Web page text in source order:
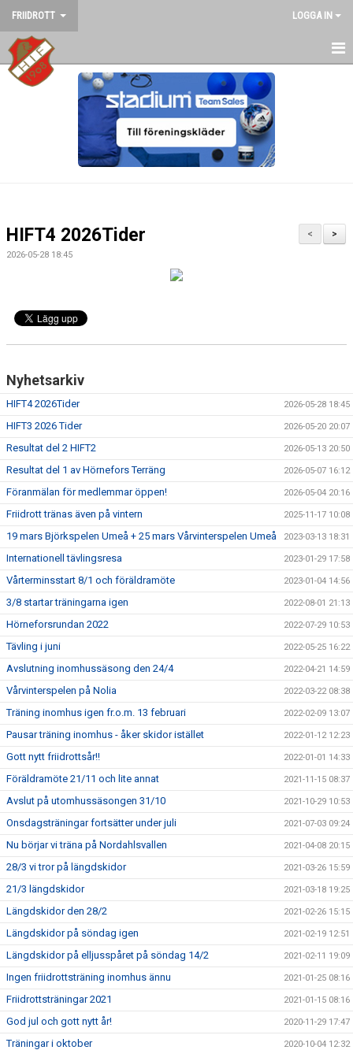
FRIIDROTT LOGGA IN
HEM
DOKUMENT
HÖRNEFORS TERRÄNG ELLJUSSPÅRET
>
<
HIFT4 2026Tider
2026-05-28 18:45
Nyhetsarkiv
HIFT4 2026Tider 2026-05-28 18:45
HIFT3 2026 Tider 2026-05-20 20:07
Resultat del 2 HIFT2 2026-05-13 20:50
Resultat del 1 av Hörnefors Terräng 2026-05-07 16:12
Föranmälan för medlemmar öppen! 2026-05-04 20:16
Friidrott tränas även på vintern 2025-11-17 10:08
19 mars Björkspelen Umeå + 25 mars Vårvinterspelen Umeå 2023-03-13 18:31
Internationell tävlingsresa 2023-01-29 17:58
Vårterminsstart 8/1 och föräldramöte 2023-01-04 14:56
3/8 startar träningarna igen 2022-08-01 21:13
Hörneforsrundan 2022 2022-07-29 10:53
Tävling i juni 2022-05-25 16:22
Avslutning inomhussäsong den 24/4 2022-04-21 14:59
Vårvinterspelen på Nolia 2022-03-22 08:38
Träning inomhus igen fr.o.m. 13 februari 2022-02-09 13:07
Pausar träning inomhus - åker skidor istället 2022-01-12 12:23
Gott nytt friidrottsår!! 2022-01-01 14:33
Föräldramöte 21/11 och lite annat 2021-11-15 08:37
Avslut på utomhussäsongen 31/10 2021-10-29 10:53
Onsdagsträningar fortsätter under juli 2021-07-03 09:24
Nu börjar vi träna på Nordahlsvallen 2021-04-08 20:15
28/3 vi tror på längdskidor 2021-03-26 15:59
21/3 längdskidor 2021-03-18 19:25
Längdskidor den 28/2 2021-02-26 15:15
Längdskidor på söndag igen 2021-02-19 12:51
Längdskidor på elljusspåret på söndag 14/2 2021-02-11 19:09
Ingen friidrottsträning inomhus ännu 2021-01-25 08:16
Friidrottsträningar 2021 2021-01-15 08:16
God jul och gott nytt år! 2020-11-29 17:47
Träningar i oktober 2020-10-04 12:32